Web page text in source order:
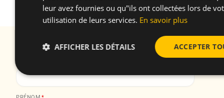
Optimal
Abonnez-vous à notre newsletter Recevez toutes
nos actualités et informations pratiques
leur avez fournies ou qu"ils ont collectées lors de
utilisation de leurs services. En savoir plus
ACCEPTER
AFFICHER LES DÉTAILS